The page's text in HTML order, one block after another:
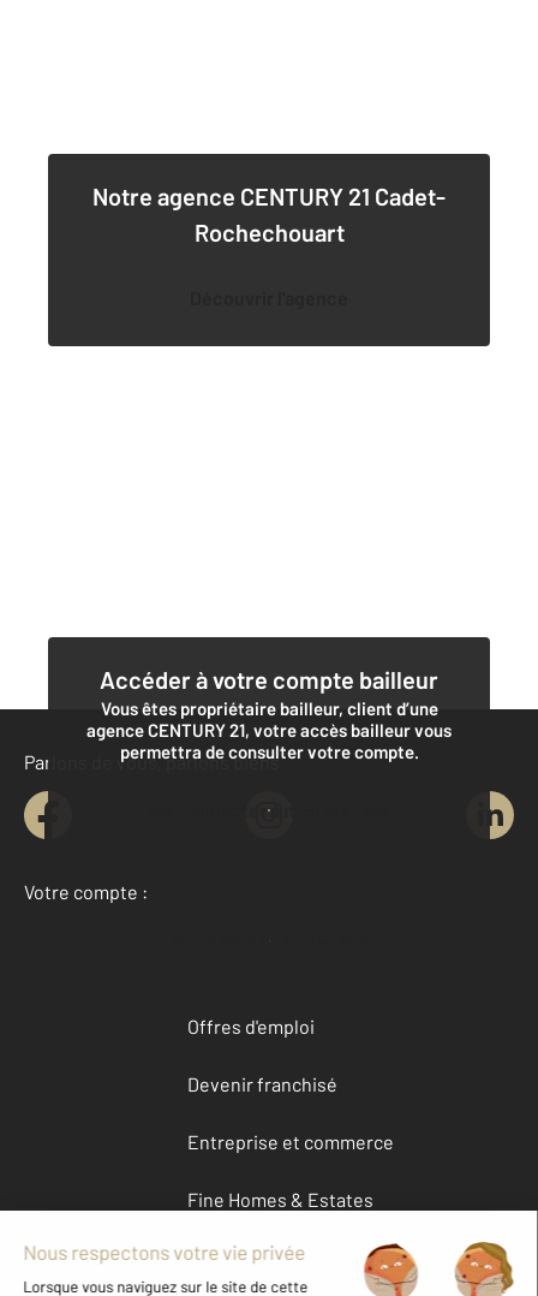
Notre agence CENTURY 21 Cadet-
Rochechouart
Accéder à votre compte bailleur
Vous êtes propriétaire bailleur, client d’une
agence CENTURY 21, votre accès bailleur vous
permettra de consulter votre compte.
Me connecter à mon compte
Parlons de vous, parlons biens
Votre compte :
Accéder à mon compte
Offres d'emploi
Devenir franchisé
Entreprise et commerce
Fine Homes & Estates
À propos